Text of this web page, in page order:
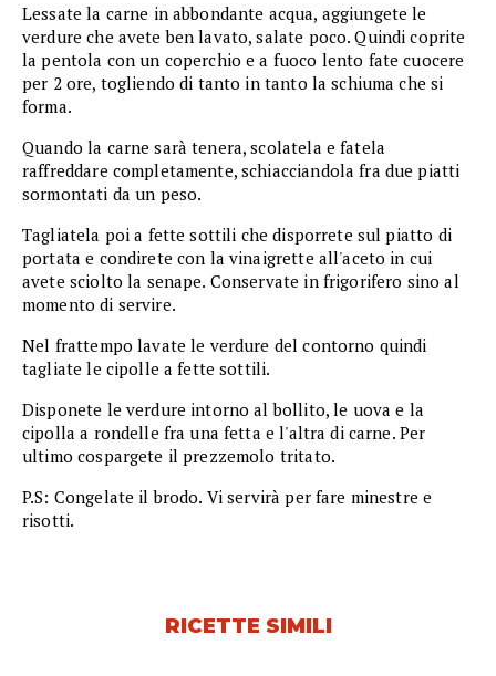
Lessate la carne in abbondante acqua, aggiungete le
verdure che avete ben lavato, salate poco. Quindi coprite
la pentola con un coperchio e a fuoco lento fate cuocere
per 2 ore, togliendo di tanto in tanto la schiuma che si
forma.
Quando la carne sarà tenera, scolatela e fatela
raffreddare completamente, schiacciandola fra due piatti
sormontati da un peso.
Tagliatela poi a fette sottili che disporrete sul piatto di
portata e condirete con la vinaigrette all'aceto in cui
avete sciolto la senape. Conservate in frigorifero sino al
momento di servire.
Nel frattempo lavate le verdure del contorno quindi
tagliate le cipolle a fette sottili.
Disponete le verdure intorno al bollito, le uova e la
cipolla a rondelle fra una fetta e l'altra di carne. Per
ultimo cospargete il prezzemolo tritato.
P.S: Congelate il brodo. Vi servirà per fare minestre e
risotti.
RICETTE SIMILI